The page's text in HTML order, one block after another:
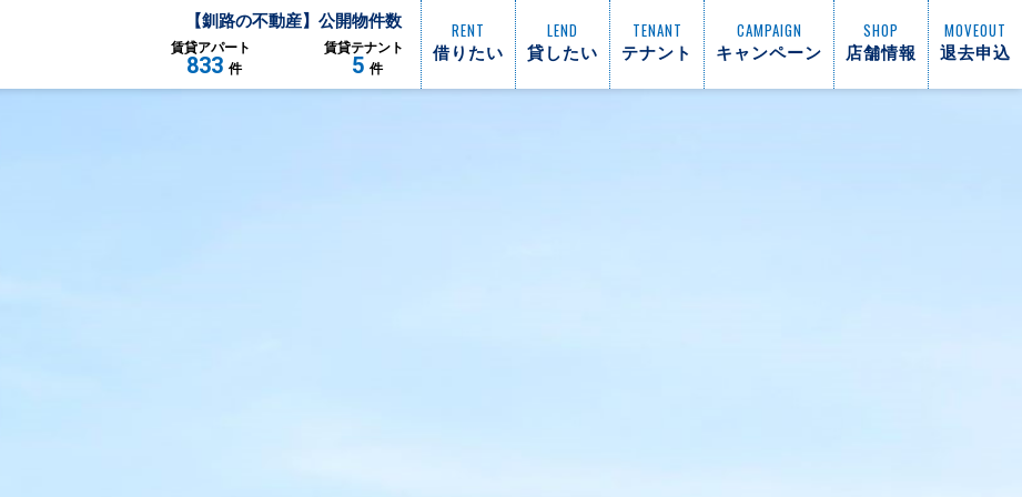
【釧路の不動産】公開物件数
賃貸アパート
833 件
賃貸テナント
5 件
RENT
借りたい
LEND
貸したい
TENANT
テナント
CAMPAIGN
キャンペーン
SHOP
店舗情報
MOVEOUT
退去申込